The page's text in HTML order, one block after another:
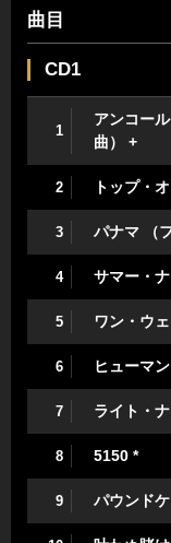
曲目
CD1
1
アンコー
曲） +
2 トップ・
3 パナマ （
4 サマー・
5 ワン・ウ
6 ヒューマ
7 ライト・
8 5150 *
9 パウンド